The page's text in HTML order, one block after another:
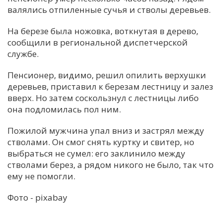
М
Х
Ч
валялись отпиленные сучья и стволы деревьев.
На березе была ножовка, воткнутая в дерево,
сообщили в региональной диспетчерской
службе.
Пенсионер, видимо, решил опилить верхушки
деревьев, приставил к березам лестницу и залез
вверх. Но затем соскользнул с лестницы либо
она подломилась пол ним.
Пожилой мужчина упал вниз и застрял между
стволами. Он смог снять куртку и свитер, но
выбраться не сумел: его заклинило между
стволами берез, а рядом никого не было, так что
ему не помогли.
Фото - pixabay